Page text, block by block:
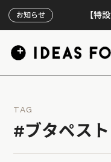
お知らせ 【特設サイ
TAG
#ブタペスト